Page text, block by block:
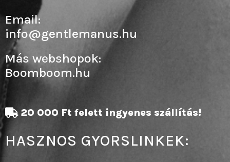
20 000 Ft felett ingyenes szállítás!
HASZNOS GYORSLINKEK:
Email:
info@gentlemanus.hu
Más webshopok:
Boomboom.hu